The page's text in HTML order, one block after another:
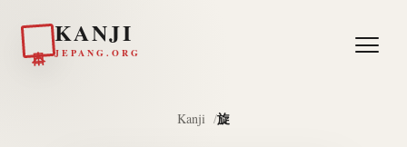
KANJI
JEPANG.ORG
Kanji 旋